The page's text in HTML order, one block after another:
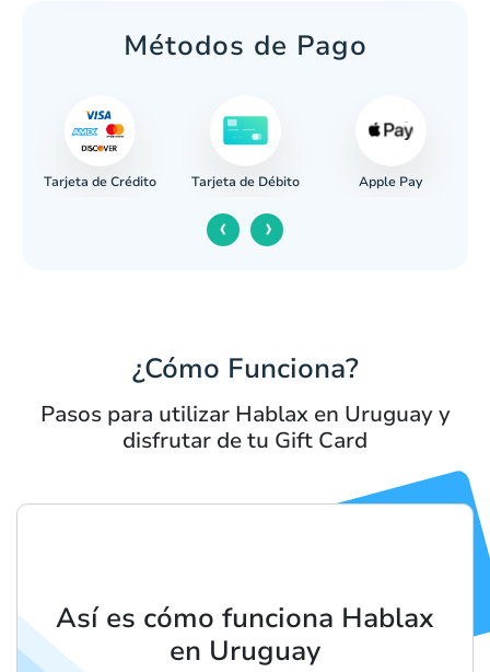
Métodos de Pago
Tarjeta de Crédito Tarjeta de Débito Apple Pay
‹ ›
¿Cómo Funciona?
Pasos para utilizar Hablax en Uruguay y
disfrutar de tu Gift Card
Así es cómo funciona Hablax
en Uruguay